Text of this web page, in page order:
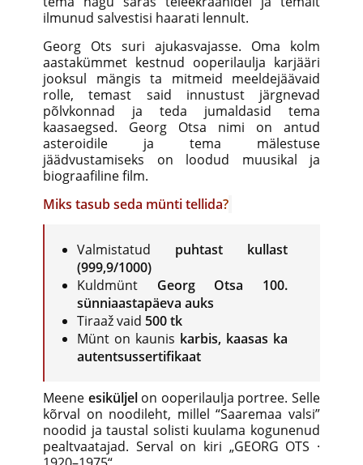
ilmunud salvestisi haarati lennult.
Georg Ots suri ajukasvajasse. Oma kolm
aastakümmet kestnud ooperilaulja karjääri
jooksul mängis ta mitmeid meeldejäävaid
rolle, temast said innustust järgnevad
põlvkonnad ja teda jumaldasid tema
kaasaegsed. Georg Otsa nimi on antud
asteroidile ja tema mälestuse
jäädvustamiseks on loodud muusikal ja
biograafiline film.
Miks tasub seda münti tellida?
Valmistatud
puhtast kullast
(999,9/1000)
Kuldmünt
Georg Otsa 100.
sünniaastapäeva auks
Tiraaž vaid 500 tk
Münt on kaunis karbis, kaasas ka
autentsussertifikaat
Meene esiküljelon ooperilaulja portree. Selle
kõrval on noodileht, millel “Saaremaa valsi”
noodid ja taustal solisti kuulama kogunenud
pealtvaatajad. Serval on kiri „GEORG OTS ·